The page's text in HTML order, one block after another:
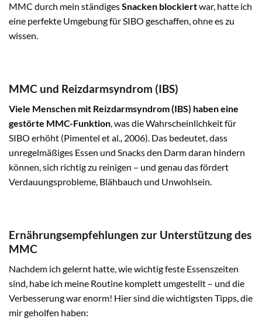
MMC durch mein ständigesSnacken blockiertwar, hatte ich
eine perfekte Umgebung für SIBO geschaffen, ohne es zu
wissen.
MMC und Reizdarmsyndrom (IBS)
Viele Menschen mit Reizdarmsyndrom (IBS) haben eine
gestörte MMC-Funktion, was die Wahrscheinlichkeit für
SIBO erhöht (Pimentel et al., 2006). Das bedeutet, dass
unregelmäßiges Essen und Snacks den Darm daran hindern
können, sich richtig zu reinigen – und genau das fördert
Verdauungsprobleme, Blähbauch und Unwohlsein.
Ernährungsempfehlungen zur Unterstützung des
MMC
Nachdem ich gelernt hatte, wie wichtig feste Essenszeiten
sind, habe ich meine Routine komplett umgestellt – und die
Verbesserung war enorm! Hier sind die wichtigsten Tipps, die
mir geholfen haben: